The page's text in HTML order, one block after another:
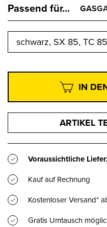
Passend für...
schwarz, SX 85, TC
IN
ARTIKEL
Voraussichtliche
Kauf auf Rechnung
Kostenloser Versand*
Gratis Umtausch